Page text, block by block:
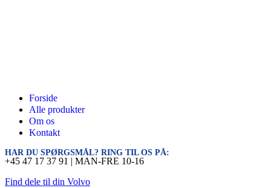
Forside
Alle produkter
Om os
Kontakt
HAR DU SPØRGSMÅL? RING TIL OS PÅ:
+45 47 17 37 91 | MAN-FRE 10-16
Find dele til din Volvo